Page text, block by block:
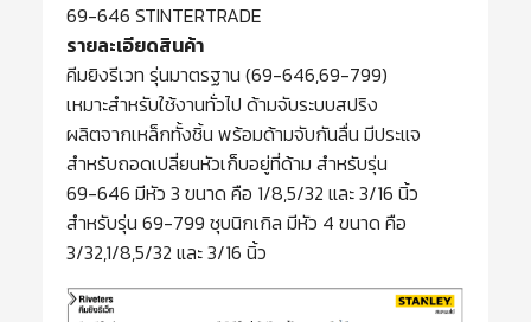
69-646 STINTERTRADE
รายละเอียดสินค้า
คีมยิงรีเวท รุ่นมาตรฐาน (69-646,69-799)
เหมาะสำหรับใช้งานทั่วไป ด้ามจับระบบสปริง
ผลิตจากเหล็กทั้งชิ้น พร้อมด้ามจับกันลื่น มีประแจ
สำหรับถอดเปลี่ยนหัวเก็บอยู่ที่ด้าม สำหรับรุ่น
69-646 มีหัว 3 ขนาด คือ 1/8,5/32 และ 3/16 นิ้ว
สำหรับรุ่น 69-799 ชุบนิกเกิล มีหัว 4 ขนาด คือ
3/32,1/8,5/32 และ 3/16 นิ้ว